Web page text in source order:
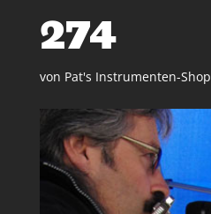
274
von Pat's Instrumenten-Shop